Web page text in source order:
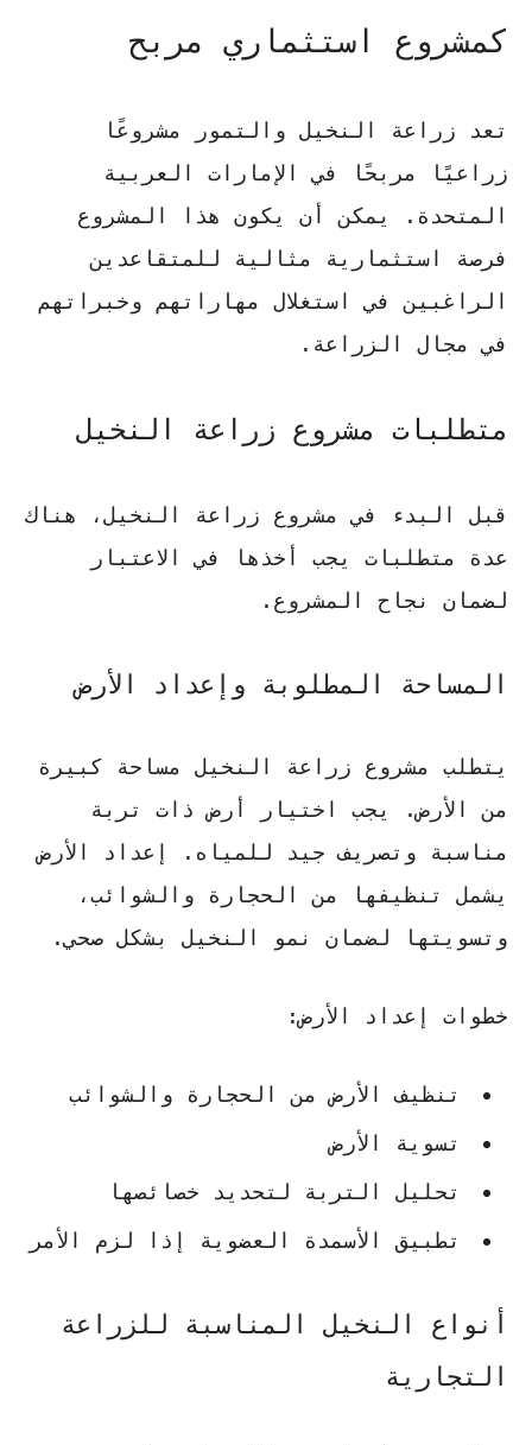
كمشروع استثماري مربح
تعد زراعة النخيل والتمور مشروعًا
زراعيًا مربحًا في الإمارات العربية
المتحدة. يمكن أن يكون هذا المشروع
فرصة استثمارية مثالية للمتقاعدين
الراغبين في استغلال مهاراتهم وخبراتهم
في مجال الزراعة.
متطلبات مشروع زراعة النخيل
قبل البدء في مشروع زراعة النخيل، هناك
عدة متطلبات يجب أخذها في الاعتبار
لضمان نجاح المشروع.
المساحة المطلوبة وإعداد الأرض
يتطلب مشروع زراعة النخيل مساحة كبيرة
من الأرض. يجب اختيار أرض ذات تربة
مناسبة وتصريف جيد للمياه. إعداد الأرض
يشمل تنظيفها من الحجارة والشوائب،
وتسويتها لضمان نمو النخيل بشكل صحي.
خطوات إعداد الأرض:
تنظيف الأرض من الحجارة والشوائب
تسوية الأرض
تحليل التربة لتحديد خصائصها
تطبيق الأسمدة العضوية إذا لزم الأمر
أنواع النخيل المناسبة للزراعة
التجارية